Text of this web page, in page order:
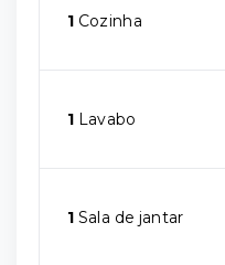
1 Cozinha
1 Lavabo
1 Sala de jantar